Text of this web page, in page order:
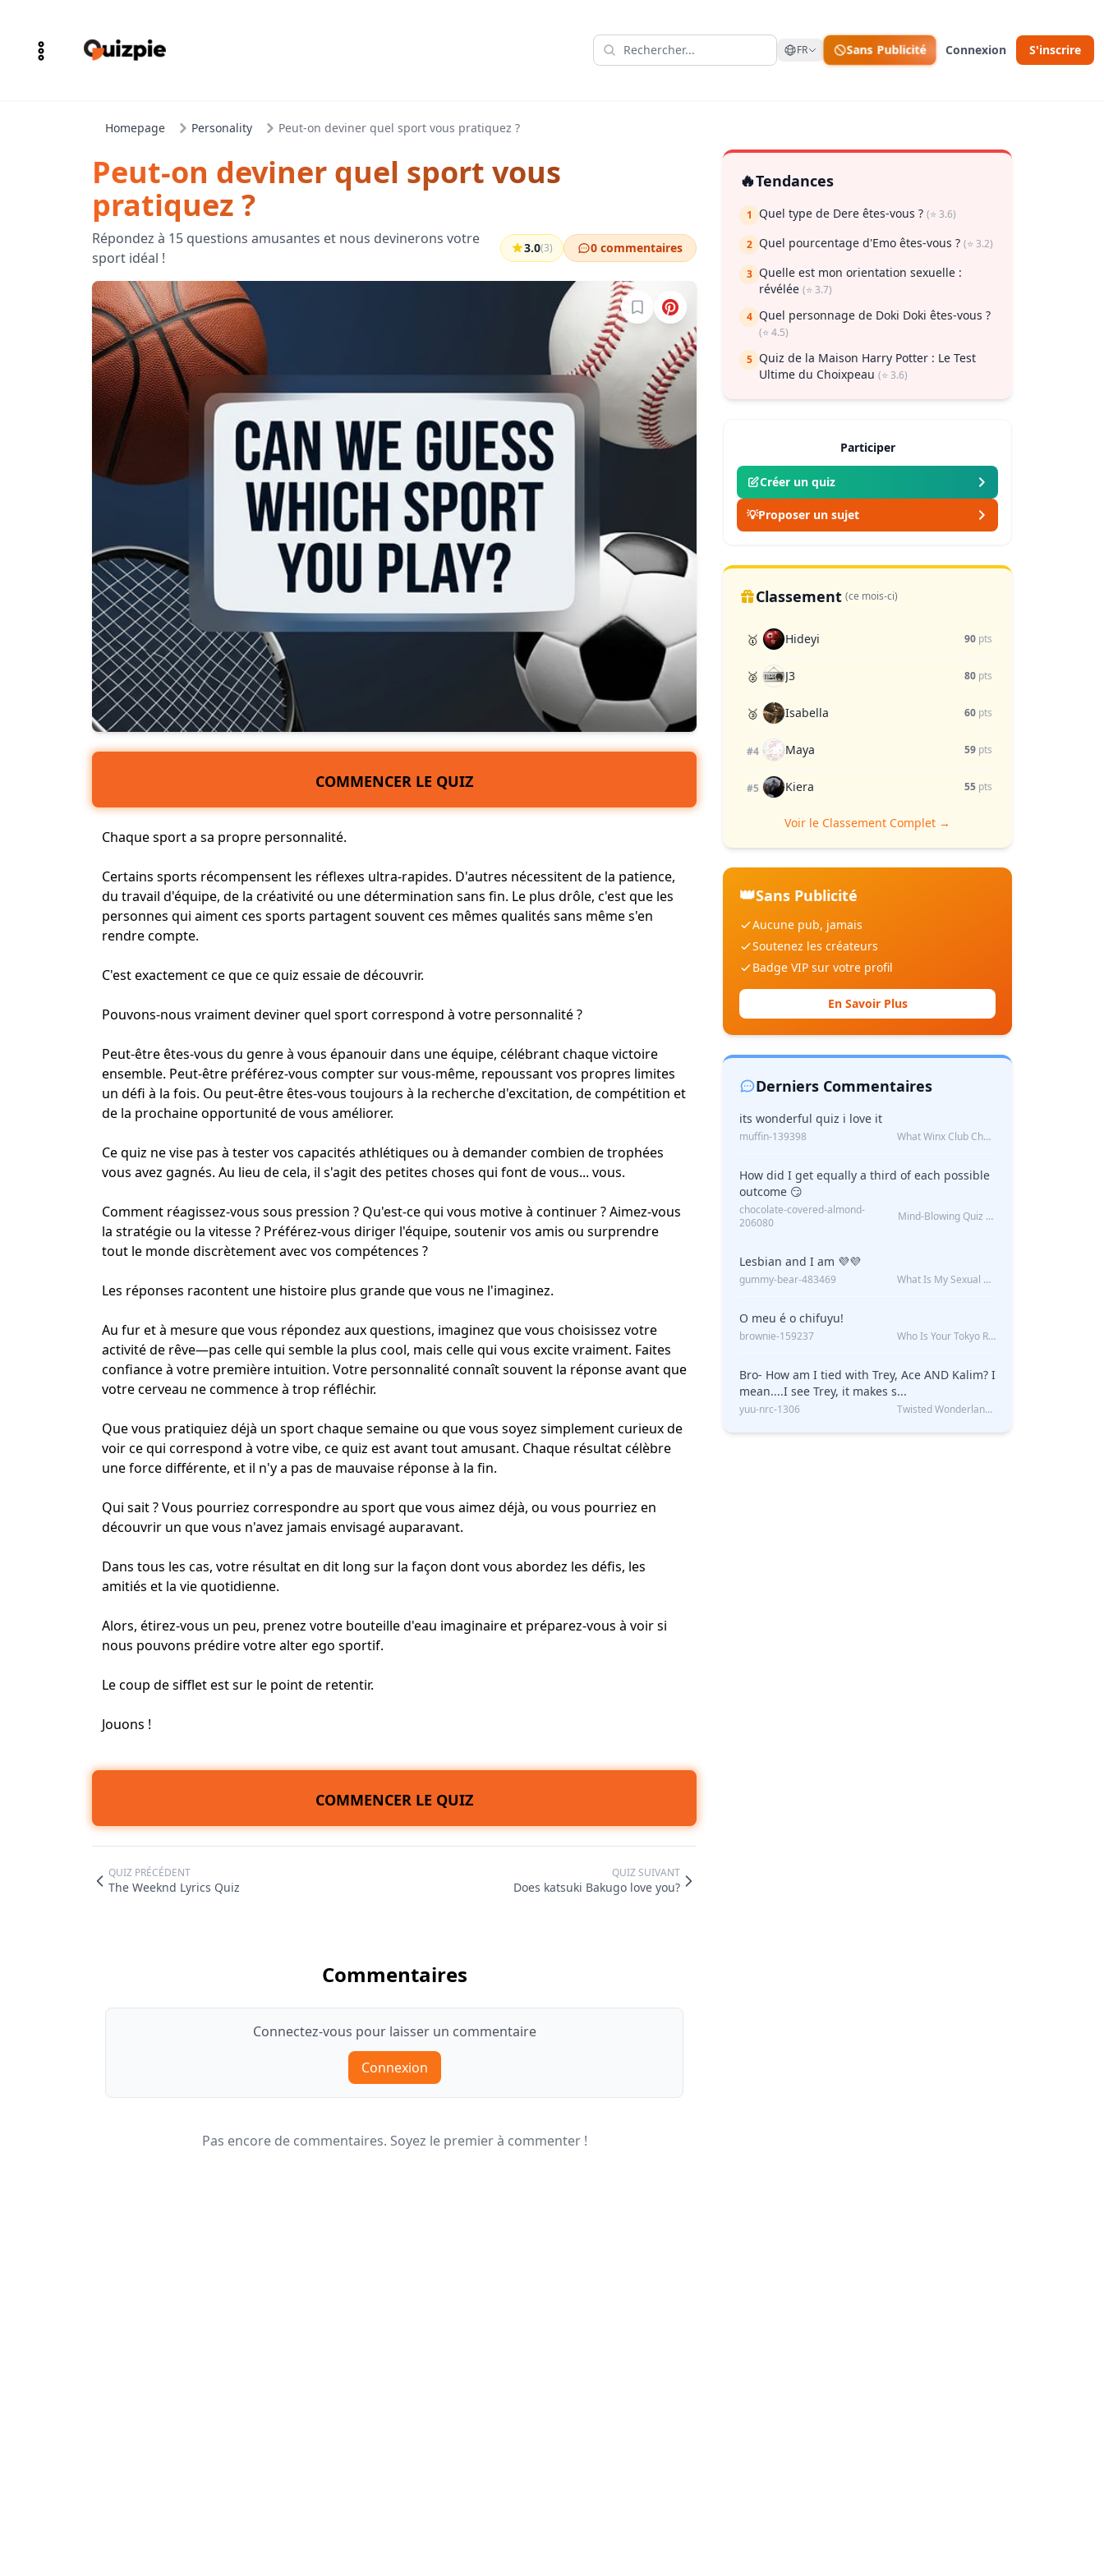
FR Sans Publicité Connexion S'inscrire
Homepage Personality Peut-on deviner quel sport vous pratiquez ?
Peut-on deviner quel sport vous
pratiquez ?
Répondez à 15 questions amusantes et nous devinerons votre
sport idéal !
3.0(3) 0 commentaires
Connectez-vous pour enregistrer
COMMENCER LE QUIZ
Chaque sport a sa propre personnalité.
Certains sports récompensent les réflexes ultra-rapides. D'autres nécessitent de la patience,
du travail d'équipe, de la créativité ou une détermination sans fin. Le plus drôle, c'est que les
personnes qui aiment ces sports partagent souvent ces mêmes qualités sans même s'en
rendre compte.
C'est exactement ce que ce quiz essaie de découvrir.
Pouvons-nous vraiment deviner quel sport correspond à votre personnalité?
Peut-être êtes-vous du genre à vous épanouir dans uneéquipe, célébrant chaque victoire
ensemble. Peut-être préférez-vous compter sur vous-même, repoussant vos propres limites
un défi à la fois. Ou peut-être êtes-vous toujours à la recherche d'excitation, de compétition et
de la prochaine opportunité de vous améliorer.
Ce quiz ne vise pas à tester vos capacités athlétiques ou à demander combien de trophées
vous avez gagnés. Au lieu de cela, il s'agit des petites choses qui font de vous... vous.
Comment réagissez-vous sous pression ? Qu'est-ce qui vous motiveà continuer ? Aimez-vous
la stratégie ou la vitesse ? Préférez-vous diriger l'équipe, soutenir vos amis ou surprendre
tout le monde discrètement avec vos compétences ?
Les réponses racontent une histoire plus grande que vous ne l'imaginez.
Au fur et à mesure que vous répondez aux questions, imaginez que vous choisissez votre
activité de rêve—pas celle qui semble la plus cool, mais celle qui vous excite vraiment. Faites
confiance à votre première intuition. Votre personnalité connaît souvent la réponse avant que
votre cerveau ne commence à trop réfléchir.
Que vous pratiquiez déjà un sport chaque semaine ou que vous soyez simplement curieux de
voir ce qui correspond à votre vibe, ce quiz est avant tout amusant. Chaque résultat célèbre
une force différente, et il n'y a pas de mauvaise réponse à la fin.
Qui sait ? Vous pourriez correspondre au sport que vous aimez déjà, ou vous pourriez en
découvrir un que vous n'avez jamais envisagé auparavant.
Dans tous les cas, votre résultat en dit long sur la façon dont vous abordez les défis, les
amitiés et la vie quotidienne.
Alors, étirez-vous un peu, prenez votre bouteille d'eau imaginaire et préparez-vous à voir si
nous pouvons prédire votre alter ego sportif.
Le coup de sifflet est sur le point de retentir.
Jouons !
COMMENCER LE QUIZ
QUIZ PRÉCÉDENT
The Weeknd Lyrics Quiz
QUIZ SUIVANT
Does katsuki Bakugo love you?
Commentaires
Connectez-vous pour laisser un commentaire
Connexion
Pas encore de commentaires. Soyez le premier à commenter !
🔥Tendances
1 Quel type de Dere êtes-vous ? (⭐ 3.6)
2 Quel pourcentage d'Emo êtes-vous ? (⭐ 3.2)
3 Quelle est mon orientation sexuelle :
révélée (⭐ 3.7)
4 Quel personnage de Doki Doki êtes-vous ?
(⭐ 4.5)
5 Quiz de la Maison Harry Potter : Le Test
Ultime du Choixpeau (⭐ 3.6)
Participer
Créer un quiz
💡Proposer un sujet
Classement (ce mois-ci)
🥇 Hideyi 90 pts
🥈 J3 80 pts
🥉 Isabella 60 pts
#4 Maya 59 pts
#5 Kiera 55 pts
Voir le Classement Complet →
👑Sans Publicité
Aucune pub, jamais
Soutenez les créateurs
Badge VIP sur votre profil
En Savoir Plus
Derniers Commentaires
its wonderful quiz i love it
muffin-139398 What Winx Club Character Are You?
How did I get equally a third of each possible
outcome 😏
chocolate-covered-almond-
206080
Mind-Blowing Quiz Reveals: Will I Be Alone Forever?
Lesbian and I am 💜💜
gummy-bear-483469 What Is My Sexual Orientation: Uncovered
O meu é o chifuyu!
brownie-159237 Who Is Your Tokyo Revengers Boyfriend?
Bro- How am I tied with Trey, Ace AND Kalim? I
mean....I see Trey, it makes s...
yuu-nrc-1306 Twisted Wonderland Kin Quiz